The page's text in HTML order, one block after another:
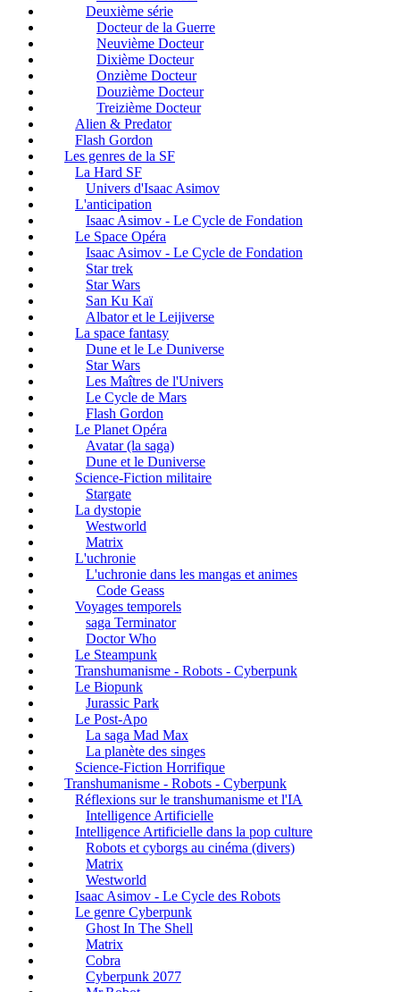
Deuxième série
Docteur de la Guerre
Neuvième Docteur
Dixième Docteur
Onzième Docteur
Douzième Docteur
Treizième Docteur
Alien & Predator
Flash Gordon
Les genres de la SF
La Hard SF
Univers d'Isaac Asimov
L'anticipation
Isaac Asimov - Le Cycle de Fondation
Le Space Opéra
Isaac Asimov - Le Cycle de Fondation
Star trek
Star Wars
San Ku Kaï
Albator et le Leijiverse
La space fantasy
Dune et le Le Duniverse
Star Wars
Les Maîtres de l'Univers
Le Cycle de Mars
Flash Gordon
Le Planet Opéra
Avatar (la saga)
Dune et le Duniverse
Science-Fiction militaire
Stargate
La dystopie
Westworld
Matrix
L'uchronie
L'uchronie dans les mangas et animes
Code Geass
Voyages temporels
saga Terminator
Doctor Who
Le Steampunk
Transhumanisme - Robots - Cyberpunk
Le Biopunk
Jurassic Park
Le Post-Apo
La saga Mad Max
La planète des singes
Science-Fiction Horrifique
Transhumanisme - Robots - Cyberpunk
Réflexions sur le transhumanisme et l'IA
Intelligence Artificielle
Intelligence Artificielle dans la pop culture
Robots et cyborgs au cinéma (divers)
Matrix
Westworld
Isaac Asimov - Le Cycle des Robots
Le genre Cyberpunk
Ghost In The Shell
Matrix
Cobra
Cyberpunk 2077